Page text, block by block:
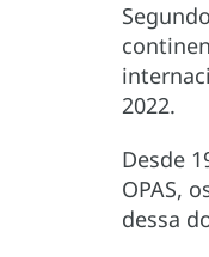
2022.
Desde
OPAS,
dessa